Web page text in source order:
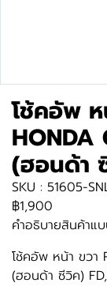
โช้คอัพ ห
HONDA
(ฮอนด้า
SKU : 51605-
฿1,900
คำอธิบายสินค้าแ
โช้คอัพ หน้า ขวา
(ฮอนด้า ซีวิค)